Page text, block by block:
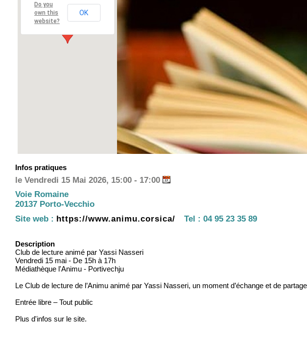
Do you
own this
website?
OK
Infos pratiques
le Vendredi 15 Mai 2026, 15:00 - 17:00
Voie Romaine
20137 Porto-Vecchio
Site web : https://www.animu.corsica/ Tel : 04 95 23 35 89
Description
Club de lecture animé par Yassi Nasseri
Vendredi 15 mai - De 15h à 17h
Médiathèque l'Animu - Portivechju
Le Club de lecture de l’Animu animé par Yassi Nasseri, un moment d’échange et de
Entrée libre – Tout public
Plus d'infos sur le site.